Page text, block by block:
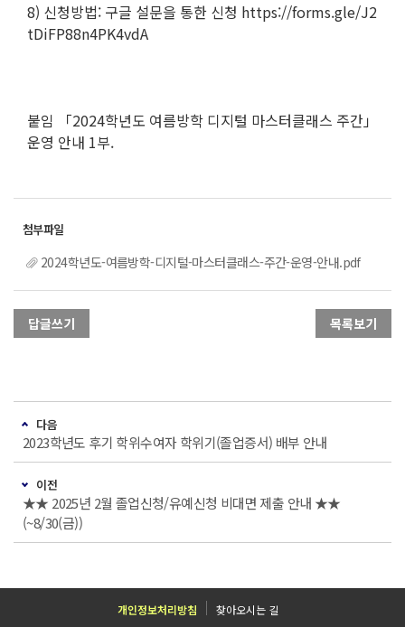
8) 신청방법: 구글 설문을 통한 신청 https://forms.gle/J2
tDiFP88n4PK4vdA
붙임 「2024학년도 여름방학 디지털 마스터클래스 주간」
운영 안내 1부.
2024학년도-여름방학-디지털-마스터클래스-주간-운영-안내.pdf
답글쓰기 목록보기
다음
2023학년도 후기 학위수여자 학위기(졸업증서) 배부 안내
이전
★★ 2025년 2월 졸업신청/유예신청 비대면 제출 안내 ★★
(~8/30(금))
개인정보처리방침 찾아오시는 길